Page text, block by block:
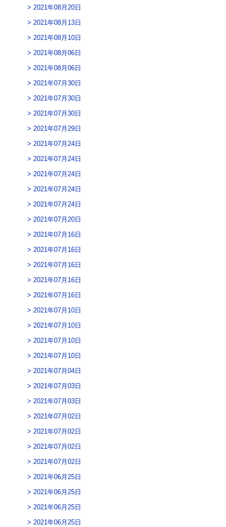
2021年08月20日
2021年08月13日
2021年08月10日
2021年08月06日
2021年08月06日
2021年07月30日
2021年07月30日
2021年07月30日
2021年07月29日
2021年07月24日
2021年07月24日
2021年07月24日
2021年07月24日
2021年07月24日
2021年07月20日
2021年07月16日
2021年07月16日
2021年07月16日
2021年07月16日
2021年07月16日
2021年07月10日
2021年07月10日
2021年07月10日
2021年07月10日
2021年07月04日
2021年07月03日
2021年07月03日
2021年07月02日
2021年07月02日
2021年07月02日
2021年07月02日
2021年06月25日
2021年06月25日
2021年06月25日
2021年06月25日